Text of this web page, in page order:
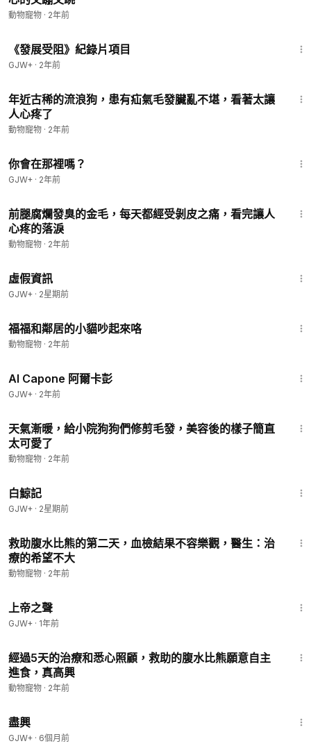
動物寵物 · 2年前
《發展受阻》紀錄片項目
GJW+ · 2年前
年近古稀的流浪狗，患有疝氣毛發臟亂不堪，看著太讓
人心疼了
動物寵物 · 2年前
你會在那裡嗎？
GJW+ · 2年前
前腿腐爛發臭的金毛，每天都經受剝皮之痛，看完讓人
心疼的落淚
動物寵物 · 2年前
虛假資訊
GJW+ · 2星期前
福福和鄰居的小貓吵起來咯
動物寵物 · 2年前
Al Capone 阿爾卡彭
GJW+ · 2年前
天氣漸暖，給小院狗狗們修剪毛發，美容後的樣子簡直
太可愛了
動物寵物 · 2年前
白鯨記
GJW+ · 2星期前
救助腹水比熊的第二天，血檢結果不容樂觀，醫生：治
療的希望不大
動物寵物 · 2年前
上帝之聲
GJW+ · 1年前
經過5天的治療和悉心照顧，救助的腹水比熊願意自主
進食，真高興
動物寵物 · 2年前
盡興
GJW+ · 6個月前